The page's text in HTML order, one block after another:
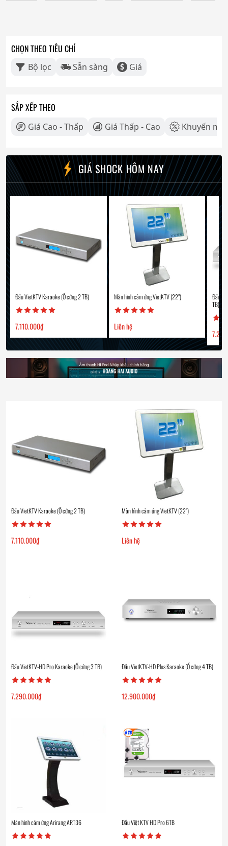
CHỌN THEO TIÊU CHÍ
Bộ lọc Sẵn sàng Giá
SẮP XẾP THEO
Giá Cao - Thấp Giá Thấp - Cao Khuyến mãi
GIÁ SHOCK HÔM NAY
Đầu VietKTV Karaoke (Ổ cứng 2 TB)
7.110.000₫
Màn hình cảm ứng VietKTV (22”)
Liên hệ
Đầu
TB)
Đầu VietKTV Karaoke (Ổ cứng 2 TB)
7.110.000₫
Màn hình cảm ứng VietKTV (22”)
Liên hệ
Đầu VietKTV-HD Pro Karaoke (Ổ cứng 3 TB)
7.290.000₫
Đầu VietKTV-HD Plus Karaoke (Ổ cứng 4 TB)
12.900.000₫
Màn hình cảm ứng Arirang ART36 Đầu Việt KTV HD Pro 6TB